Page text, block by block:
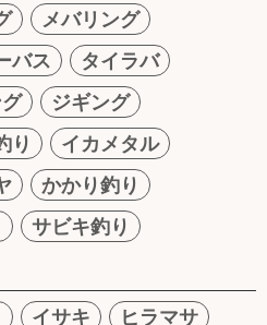
メバリング
バス
タイラバ
ジギング
り
イカメタル
かかり釣り
サビキ釣り
イサキ
ヒラマサ